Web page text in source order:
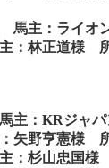
馬主：ライオ
：林正道様
主：KRジャ
矢野亨憲様
：杉山忠国